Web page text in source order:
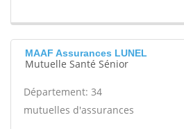
MAAF Assurances LUNEL
Mutuelle Santé Sénior
Département: 34
mutuelles d'assurances